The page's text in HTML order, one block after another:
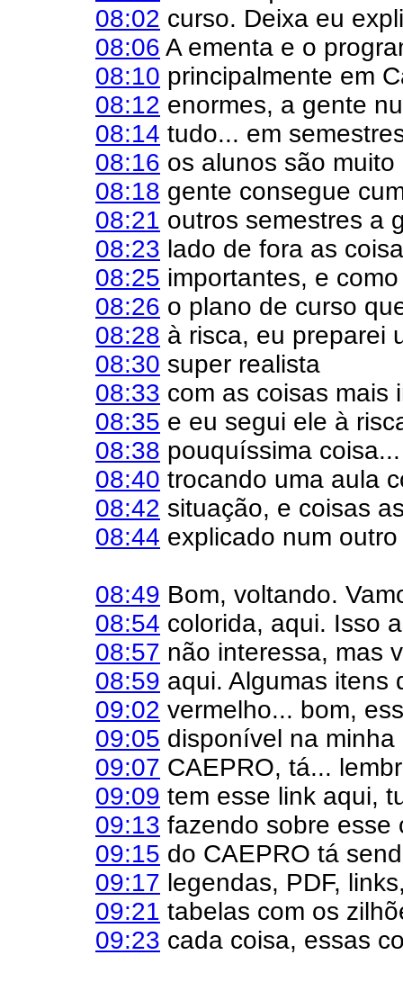
08:02 curso. Deixa eu
08:06 A ementa e o
08:10 principalmente em
08:12 enormes, a gente
08:14 tudo... em
08:16 os alunos são muito
08:18 gente consegue
08:21 outros semestres a
08:23 lado de fora as
08:25 importantes, e
08:26 o plano de curso
08:28 à risca, eu preparei
08:30 super realista
08:33 com as coisas mais
08:35 e eu segui ele à
08:38 pouquíssima
08:40 trocando uma aula
08:42 situação, e coisas
08:44 explicado num
08:49 Bom, voltando.
08:54 colorida, aqui. Isso
08:57 não interessa, mas
08:59 aqui. Algumas itens
09:02 vermelho... bom,
09:05 disponível na
09:07 CAEPRO, tá...
09:09 tem esse link aqui,
09:13 fazendo sobre esse
09:15 do CAEPRO tá
09:17 legendas, PDF,
09:21 tabelas com os
09:23 cada coisa, essas